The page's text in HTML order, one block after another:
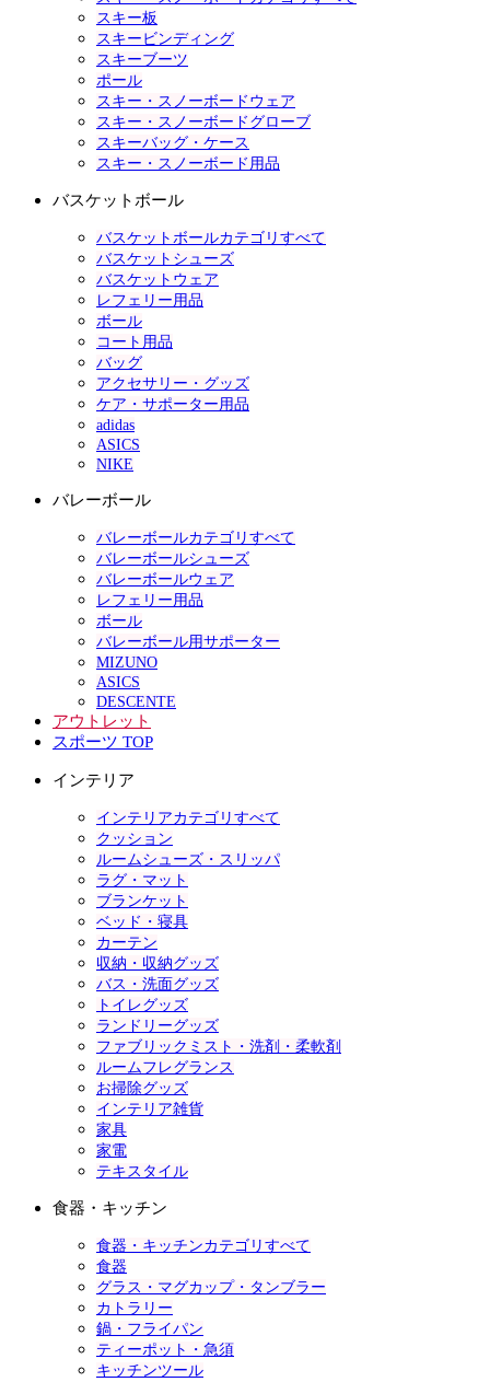
スキー板
スキービンディング
スキーブーツ
ポール
スキー・スノーボードウェア
スキー・スノーボードグローブ
スキーバッグ・ケース
スキー・スノーボード用品
バスケットボール
バスケットボールカテゴリすべて
バスケットシューズ
バスケットウェア
レフェリー用品
ボール
コート用品
バッグ
アクセサリー・グッズ
ケア・サポーター用品
adidas
ASICS
NIKE
バレーボール
バレーボールカテゴリすべて
バレーボールシューズ
バレーボールウェア
レフェリー用品
ボール
バレーボール用サポーター
MIZUNO
ASICS
DESCENTE
アウトレット
スポーツ TOP
インテリア
インテリアカテゴリすべて
クッション
ルームシューズ・スリッパ
ラグ・マット
ブランケット
ベッド・寝具
カーテン
収納・収納グッズ
バス・洗面グッズ
トイレグッズ
ランドリーグッズ
ファブリックミスト・洗剤・柔軟剤
ルームフレグランス
お掃除グッズ
インテリア雑貨
家具
家電
テキスタイル
食器・キッチン
食器・キッチンカテゴリすべて
食器
グラス・マグカップ・タンブラー
カトラリー
鍋・フライパン
ティーポット・急須
キッチンツール